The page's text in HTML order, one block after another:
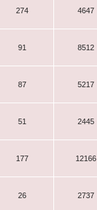
274 4647
91 8512
87 5217
51 2445
177 12166
26 2737